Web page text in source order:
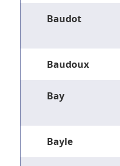
Baudot
Baudoux
Bay
Bayle